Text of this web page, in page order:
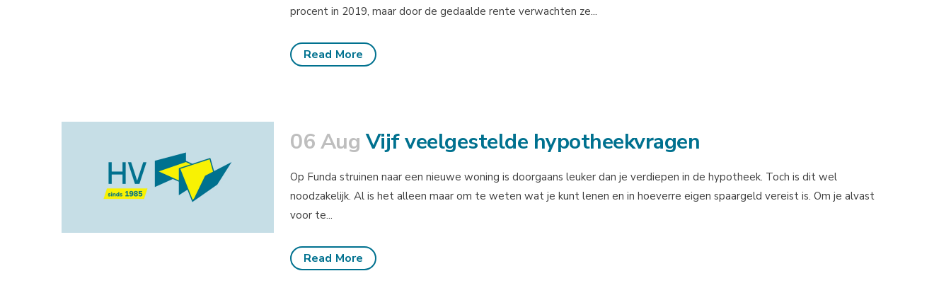
procent in 2019, maar door de gedaalde rente verwachten ze...
Read More
06 Aug Vijf veelgestelde hypotheekvragen
Op Funda struinen naar een nieuwe woning is doorgaans leuker dan je verdiepen in de hypotheek. Toch is dit wel
noodzakelijk. Al is het alleen maar om te weten wat je kunt lenen en in hoeverre eigen spaargeld vereist is. Om je alvast
voor te...
Read More